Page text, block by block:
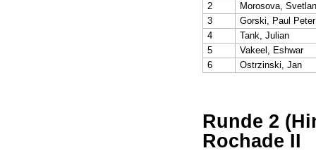
2
Morosova,
3
Gorski, Paul Peter
4
Tank, Julian
5
Vakeel, Eshwar
6
Ostrzinski, Jan
Runde 2
Rochade II